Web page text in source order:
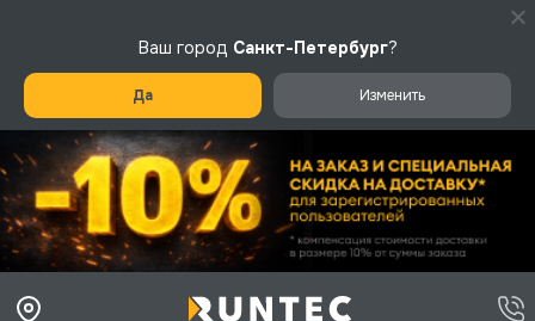
Ваш город Санкт-Петербург?
Да Изменить